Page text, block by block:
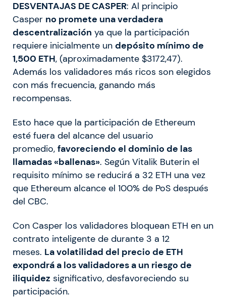
DESVENTAJAS DE CASPER: Al principio
Casper no promete una verdadera
descentralización ya que la participación
requiere inicialmente un depósito mínimo de
1,500 ETH, (aproximadamente $3172,47).
Además los validadores más ricos son elegidos
con más frecuencia, ganando más
recompensas.
Esto hace que la participación de Ethereum
esté fuera del alcance del usuario
promedio, favoreciendo el dominio de las
llamadas «ballenas». Según Vitalik Buterin el
requisito mínimo se reducirá a 32 ETH una vez
que Ethereum alcance el 100% de PoS después
del CBC.
Con Casper los validadores bloquean ETH en un
contrato inteligente de durante 3 a 12
meses. La volatilidad del precio de ETH
expondrá a los validadores a un riesgo de
iliquidez significativo, desfavoreciendo su
participación.